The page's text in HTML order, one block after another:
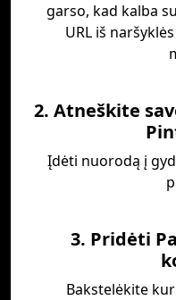
garso, kad kalba
URL iš
2. Atneškite
Įdėti nuorodą į
3. Pridėti
Bakstelėkite